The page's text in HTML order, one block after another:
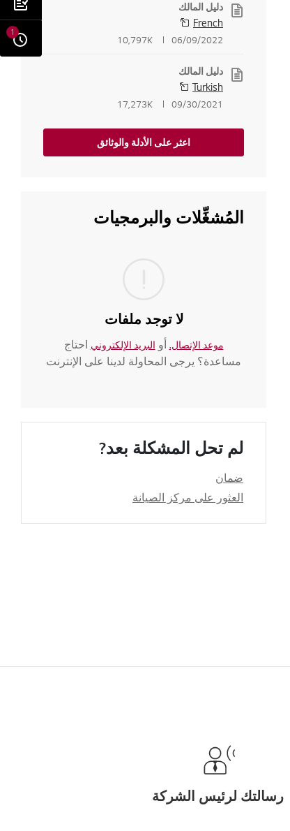
دليل المالك
French
06/09/2022
10,797K
دليل المالك
Turkish
09/30/2021
17,273K
اعثر على الأدلة والوثائق
المُشغِّلات والبرمجيات
لا توجد ملفات
موعد الإتصال. أو البريد الإلكتروني احتاج
مساعدة؟ يرجى المحاولة لدينا على الإنترنت
لم تحل المشكلة بعد?
ضمان
العثور على مركز الصيانة
رسالتك لرئيس الشركة
1